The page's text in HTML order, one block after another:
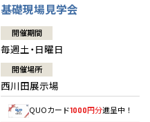
基礎現場見学会
開催期間
毎週土・日曜日
開催場所
西川田展示場
QUOカード1000円分進呈中！